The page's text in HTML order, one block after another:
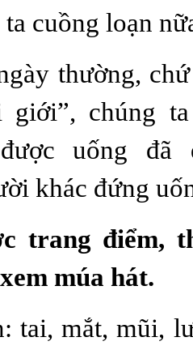
cuồng loạn
thường,
giới”, chúng
uống đã
khác đứng
trang điểm,
múa hát.
tai, mắt, mũi,